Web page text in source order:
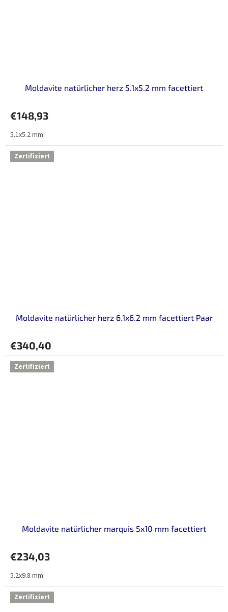
Moldavite natürlicher herz 5.1x5.2 mm facettiert
€148,93
5.1x5.2 mm
Zertifiziert
Moldavite natürlicher herz 6.1x6.2 mm facettiert Paar
€340,40
Zertifiziert
Moldavite natürlicher marquis 5x10 mm facettiert
€234,03
5.2x9.8 mm
Zertifiziert